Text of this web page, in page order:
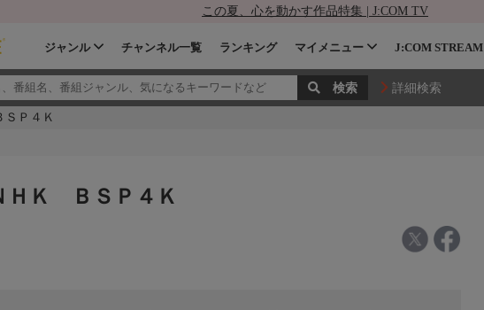
この夏、心を動かす作品特集 | J:COM TV
ジャンル チャンネル一覧 ランキング マイメニュー J:COM STREAM
詳細検索
Ｐ４Ｋ
ＨＫ ＢＳＰ４Ｋ